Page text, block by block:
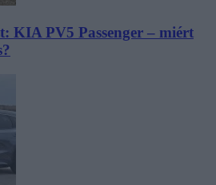
KIA PV5 Passenger – miért